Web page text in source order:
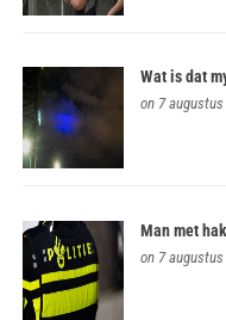
Wat is dat
on 7
Man met
on 7